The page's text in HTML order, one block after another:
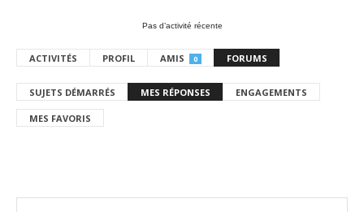
Pas d’activité récente
ACTIVITÉS PROFIL AMIS 0 FORUMS
SUJETS DÉMARRÉS MES RÉPONSES ENGAGEMENTS
MES FAVORIS